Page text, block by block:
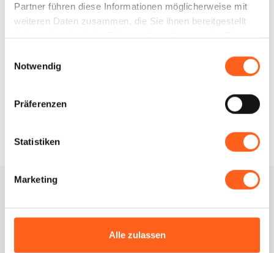
Partner führen diese Informationen möglicherweise mit
weiteren Daten zusammen, die Sie ihnen bereitgestellt
Notwendig
Präferenzen
Statistiken
Marketing
Alle zulassen
E-Mailloredana.morfino78@gmail.com
Wie kommt man